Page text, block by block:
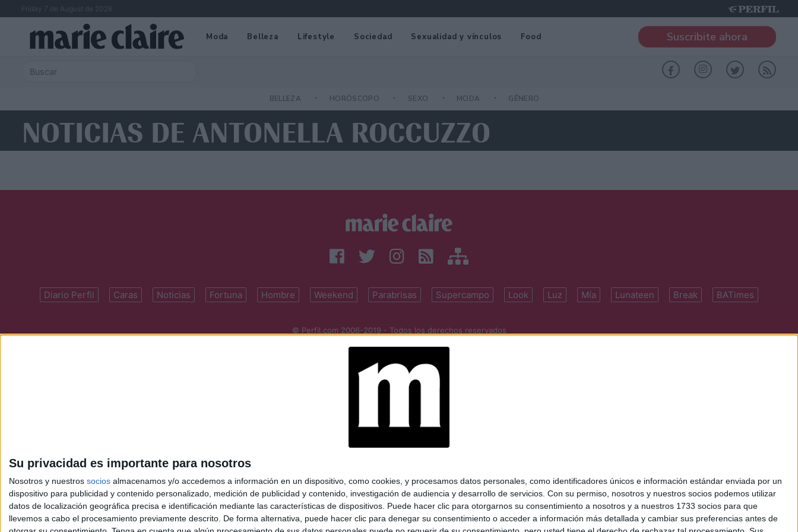
Su privacidad es importante para nosotros
Nosotros y nuestros socios almacenamos y/o accedemos a información en un dispositivo, como cookies, y procesamos datos personales, como identificadores únicos e información estándar enviada por un
dispositivo para publicidad y contenido personalizado, medición de publicidad y contenido, investigación de audiencia y desarrollo de servicios. Con su permiso, nosotros y nuestros socios podemos utilizar
datos de localización geográfica precisa e identificación mediante las características de dispositivos. Puede hacer clic para otorgarnos su consentimiento a nosotros y a nuestros 1733 socios para que
llevemos a cabo el procesamiento previamente descrito. De forma alternativa, puede hacer clic para denegar su consentimiento o acceder a información más detallada y cambiar sus preferencias antes de
Friday 7 de August de 2026
Moda Belleza Lifestyle Sociedad Sexualidad y vínculos Food Suscribite ahora
BELLEZA HORÓSCOPO SEXO MODA GÉNERO
NOTICIAS DE ANTONELLA ROCCUZZO
Diario Perfil Caras Noticias Fortuna Hombre Weekend Parabrisas Supercampo Look Luz Mía Lunateen Break BATimes
© Perfil.com 2006-2019 - Todos los derechos reservados
perfilcom@perfil.com| Propietario: Diario Perfil S.A.